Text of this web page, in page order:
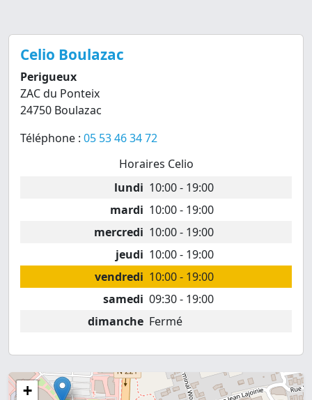
Celio Boulazac
Perigueux
ZAC du Ponteix
24750 Boulazac
Téléphone : 05 53 46 34 72
Horaires Celio
lundi 10:00 - 19:00
mardi 10:00 - 19:00
mercredi 10:00 - 19:00
jeudi 10:00 - 19:00
vendredi 10:00 - 19:00
samedi 09:30 - 19:00
dimanche Fermé
+